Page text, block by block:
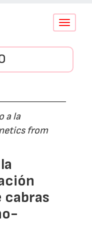
Conmutar
a la
from
cabras